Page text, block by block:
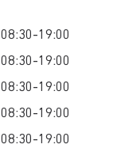
08:30-19:00
08:30-19:00
08:30-19:00
08:30-19:00
08:30-19:00